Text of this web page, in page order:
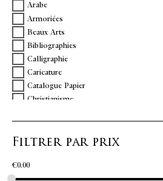
BEAUMARCHAIS P.A. de
BEMBO Pietro
BENSERADE Isaac de
BIBLIA
BIROAT Jacques
BOCCACCIO Giovanni
BOOK OF HOURS
BOSSUET Jacques Bénigne
BRACH Pierre de
BRECOURT Guillaume Marcoureau
Arabe
Armoriées
Beaux Arts
Bibliographies
Calligraphie
Caricature
Catalogue Papier
Christianisme
Danse
Economie Générale
Filtrer par prix
€0.00